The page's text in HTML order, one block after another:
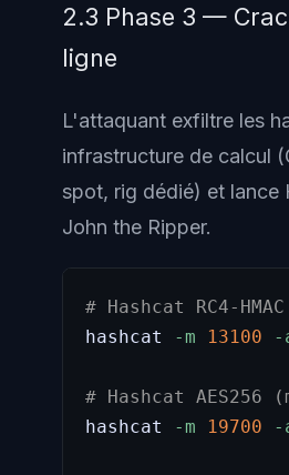
2.3 Phase 3 —
ligne
L'attaquant exfiltre les
infrastructure de calcul
spot, rig dédié) et lance
John the Ripper.
# Hashcat RC4-
hashcat
-m 13100 -
# Hashcat
hashcat
-m 19700 -